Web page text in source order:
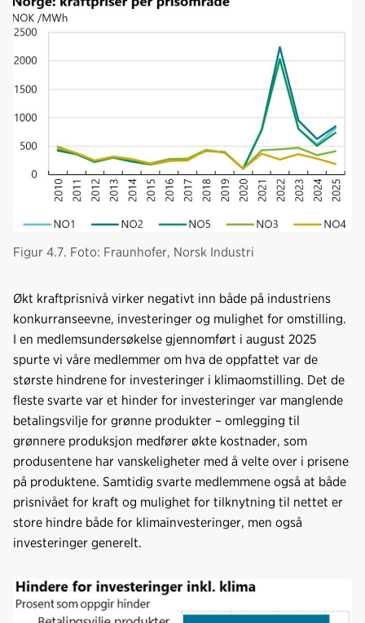
Figur 4.7. Foto: Fraunhofer, Norsk Industri
Økt kraftprisnivå virker negativt inn både på industriens
konkurranseevne, investeringer og mulighet for omstilling.
I en medlemsundersøkelse gjennomført i august 2025
spurte vi våre medlemmer om hva de oppfattet var de
største hindrene for investeringer i klimaomstilling. Det de
fleste svarte var et hinder for investeringer var manglende
betalingsvilje for grønne produkter – omlegging til
grønnere produksjon medfører økte kostnader, som
produsentene har vanskeligheter med å velte over i prisene
på produktene. Samtidig svarte medlemmene også at både
prisnivået for kraft og mulighet for tilknytning til nettet er
store hindre både for klimainvesteringer, men også
investeringer generelt.